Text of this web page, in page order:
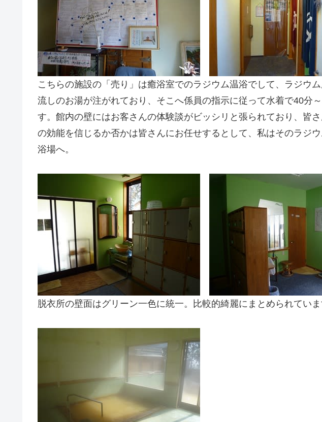
こちらの施設の「売り」は癒浴室でのラジウム温浴でして、ラジウ
流しのお湯が注がれており、そこへ係員の指示に従って水着で40分
す。館内の壁にはお客さんの体験談がビッシリと張られており、皆
の効能を信じるか否かは皆さんにお任せするとして、私はそのラジ
浴場へ。
脱衣所の壁面はグリーン一色に統一。比較的綺麗にまとめられていま